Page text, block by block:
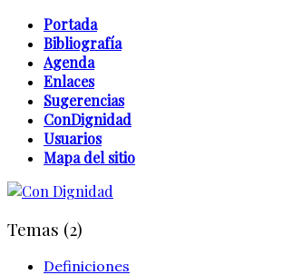
Portada
Bibliografía
Agenda
Enlaces
Sugerencias
ConDignidad
Usuarios
Mapa del sitio
Temas (2)
Definiciones